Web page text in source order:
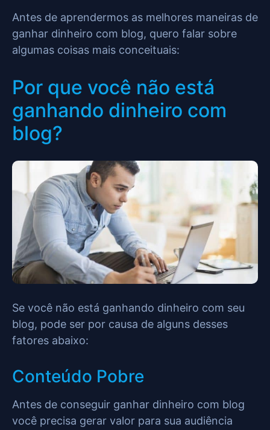
Antes de aprendermos as melhores maneiras de
ganhar dinheiro com blog, quero falar sobre
algumas coisas mais conceituais:
Por que você não está
ganhando dinheiro com
blog?
Se você não está ganhando dinheiro com seu
blog, pode ser por causa de alguns desses
fatores abaixo:
Conteúdo Pobre
Antes de conseguir ganhar dinheiro com blog
você precisa gerar valor para sua audiência